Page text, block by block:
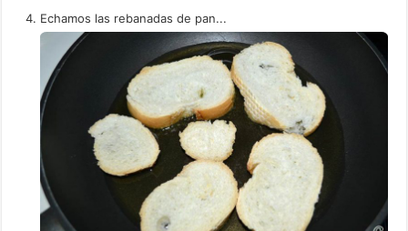
Echamos las rebanadas de pan...